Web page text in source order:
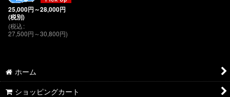
25,000円～28,000円
(税別)
(税込:
27,500円～30,800円)
ホーム
ショッピングカート